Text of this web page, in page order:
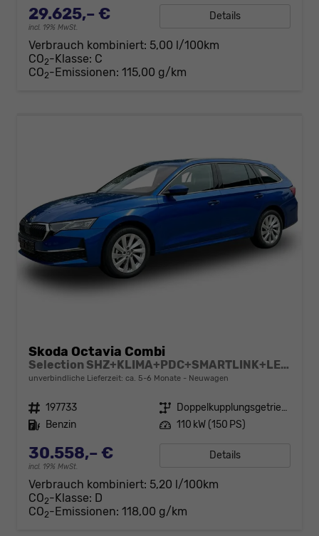
29.625,– €
incl. 19% MwSt.
Details
Verbrauch kombiniert: 5,00 l/100km
CO2-Klasse: C
CO2-Emissionen: 115,00 g/km
Skoda Octavia Combi
Selection SHZ+KLIMA+PDC+SMARTLINK+LED+16" ALU
unverbindliche Lieferzeit: ca. 5-6 Monate Neuwagen
Fahrzeugnr. 197733 Getriebe
Doppelkupplungsgetriebe (DSG)
Kraftstoff Benzin Leistung 110 kW (150 PS)
30.558,– €
incl. 19% MwSt.
Details
Verbrauch kombiniert: 5,20 l/100km
CO2-Klasse: D
CO2-Emissionen: 118,00 g/km